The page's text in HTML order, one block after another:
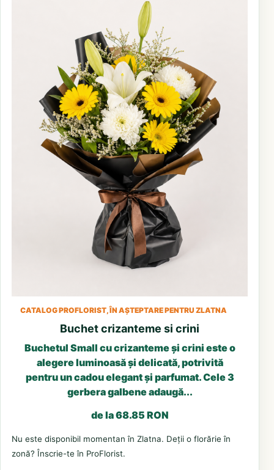
CATALOG PROFLORIST, ÎN AȘTEPTARE PENTRU ZLATNA
Buchet crizanteme si crini
Buchetul Small cu crizanteme și crini este o
alegere luminoasă și delicată, potrivită
pentru un cadou elegant și parfumat. Cele 3
gerbera galbene adaugă...
de la 68.85 RON
Nu este disponibil momentan în Zlatna. Deții o florărie în
zonă? Înscrie-te în ProFlorist.